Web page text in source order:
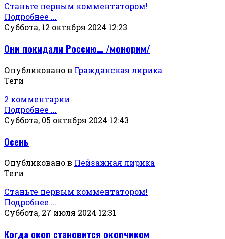
Станьте первым комментатором!
Подробнее ...
Суббота, 12 октября 2024 12:23
Они покидали Россию… /монорим/
Опубликовано в Гражданская лирика
Теги
2 комментарии
Подробнее ...
Суббота, 05 октября 2024 12:43
Осень
Опубликовано в Пейзажная лирика
Теги
Станьте первым комментатором!
Подробнее ...
Суббота, 27 июля 2024 12:31
Когда окоп становится окопчиком